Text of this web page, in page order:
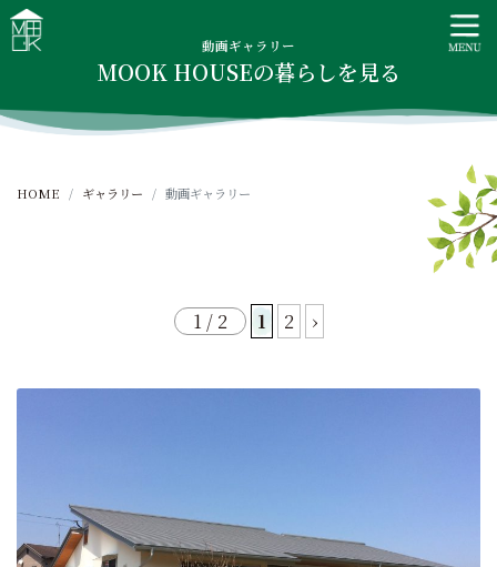
t
MOOK HOUSE ムックハウス
MOOK HOUSEはかごしま素材で建てる木の住まい。自然を
感じる四季に合わせた暮らし、家族がずっと住み継げる暮ら
しをご提案します。
動画ギャラリー
MOOK HOUSEの暮らしを見る
HOME ギャラリー 動画ギャラリー
1 / 2 1 2 ›